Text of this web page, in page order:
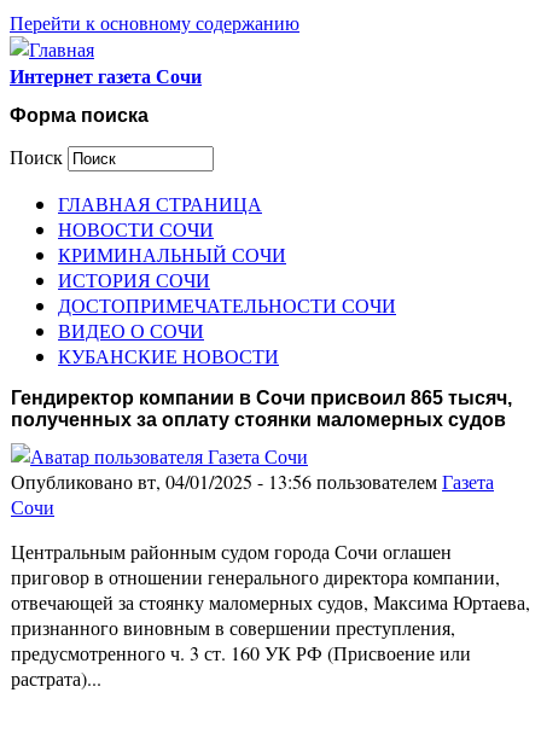
Перейти к основному содержанию
Интернет газета Сочи
Форма поиска
Поиск
ГЛАВНАЯ СТРАНИЦА
НОВОСТИ СОЧИ
КРИМИНАЛЬНЫЙ СОЧИ
ИСТОРИЯ СОЧИ
ДОСТОПРИМЕЧАТЕЛЬНОСТИ СОЧИ
ВИДЕО О СОЧИ
КУБАНСКИЕ НОВОСТИ
Гендиректор компании в Сочи присвоил 865 тысяч,
полученных за оплату стоянки маломерных судов
Опубликовано вт, 04/01/2025 - 13:56 пользователемГазета
Сочи
Центральным районным судом города Сочи оглашен
приговор в отношении генерального директора компании,
отвечающей за стоянку маломерных судов, Максима Юртаева,
признанного виновным в совершении преступления,
предусмотренного ч. 3 ст. 160 УК РФ (Присвоение или
растрата)...